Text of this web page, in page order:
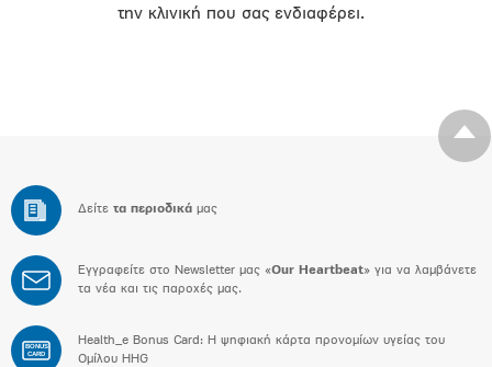
την κλινική που σας ενδιαφέρει.
Δείτε τα περιοδικά μας
Εγγραφείτε στο Newsletter μας «Our Heartbeat» για να λαμβάνετε
τα νέα και τις παροχές μας.
BONUS
CARD
Health_e Bonus Card: H ψηφιακή κάρτα προνομίων υγείας του
Ομίλου HHG